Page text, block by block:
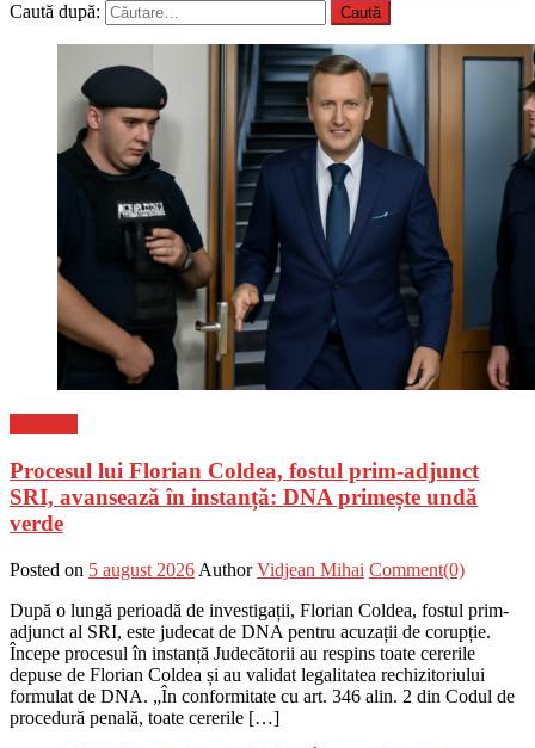
Caută după:
Procesul lui Florian Coldea, fostul prim-adjunct
SRI, avansează în instanță: DNA primește undă
verde
Posted on 5 august 2026 Author Vidjean Mihai Comment(0)
După o lungă perioadă de investigații, Florian Coldea, fostul prim-
adjunct al SRI, este judecat de DNA pentru acuzații de corupție.
Începe procesul în instanță Judecătorii au respins toate cererile
depuse de Florian Coldea și au validat legalitatea rechizitoriului
formulat de DNA. „În conformitate cu art. 346 alin. 2 din Codul de
procedură penală, toate cererile […]